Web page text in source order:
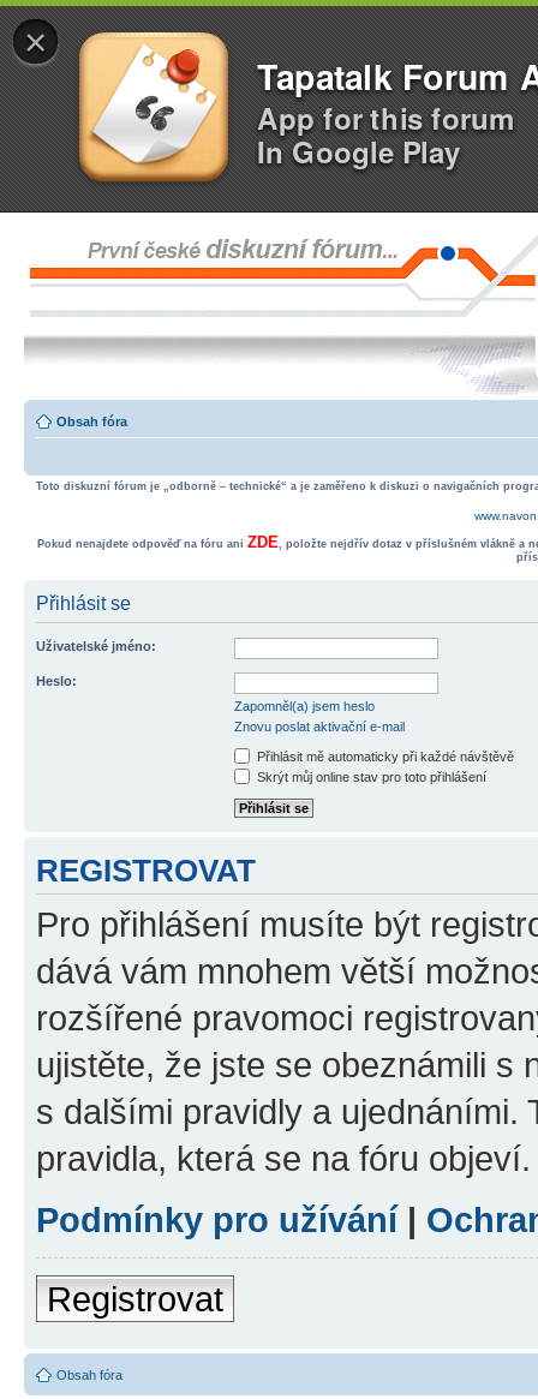
×
Tapatalk Forum
App for this forum
In Google Play
Obsah fóra
Toto diskuzní fórum je „odborně – technické“ a je zaměřeno k diskuzi o navigačních
Pokud nenajdete odpověď na fóru ani ZDE, položte nejdřív dotaz v příslušném vlákně a
Přihlásit se
Uživatelské jméno:
Heslo:
Zapomněl(a) jsem heslo
Znovu poslat aktivační e-mail
Přihlásit mě automaticky při každé návštěvě
Skrýt můj online stav pro toto přihlášení
REGISTROVAT
Pro přihlášení musíte být
dává vám mnohem větší
rozšířené pravomoci
ujistěte, že jste se obeznámili s
s dalšími pravidly a ujednáními.
pravidla, která se na fóru objeví.
Podmínky pro užívání|
Registrovat
Obsah fóra